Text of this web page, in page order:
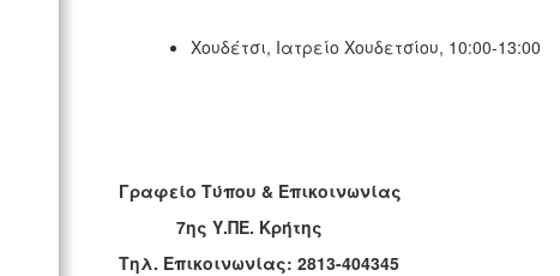
Χουδέτσι, Ιατρείο Χουδετσίου, 10:00-13:00
Γραφείο Τύπου & Επικοινωνίας
7ης Υ.ΠΕ. Κρήτης
Τηλ. Επικοινωνίας: 2813-404345